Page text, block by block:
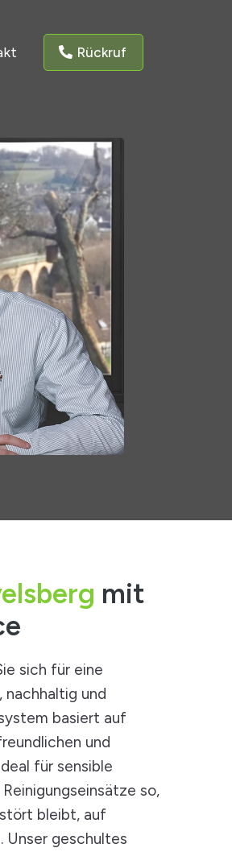
Rückruf
mit
sich für eine
nachhaltig und
basiert auf
und
für sensible
so,
bleibt, auf
Unser geschultes